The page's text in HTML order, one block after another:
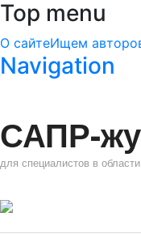
Top menu
О сайтеИщем
Navigation
САПР-
для специалистов в